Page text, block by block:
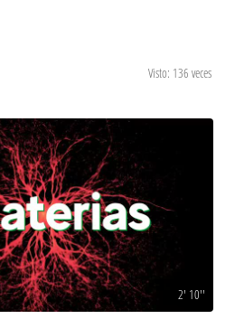
Visto: 136 veces
2' 10''